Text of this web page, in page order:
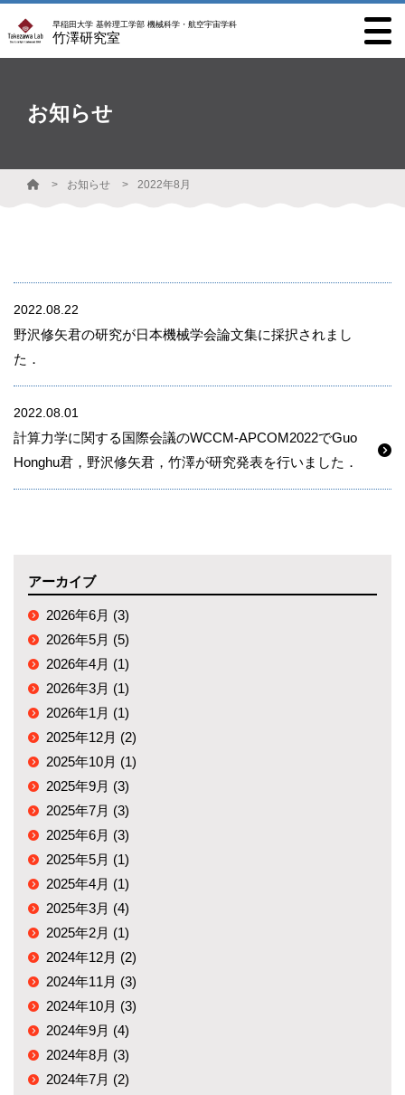
早稲田大学 基幹理工学部 機械科学・航空宇宙学科
竹澤研究室
お知らせ
お知らせ 2022年8月
2022.08.22
野沢修矢君の研究が日本機械学会論文集に採択されまし
た．
2022.08.01
計算力学に関する国際会議のWCCM-APCOM2022でGuo
Honghu君，野沢修矢君，竹澤が研究発表を行いました．
アーカイブ
2026年6月 (3)
2026年5月 (5)
2026年4月 (1)
2026年3月 (1)
2026年1月 (1)
2025年12月 (2)
2025年10月 (1)
2025年9月 (3)
2025年7月 (3)
2025年6月 (3)
2025年5月 (1)
2025年4月 (1)
2025年3月 (4)
2025年2月 (1)
2024年12月 (2)
2024年11月 (3)
2024年10月 (3)
2024年9月 (4)
2024年8月 (3)
2024年7月 (2)